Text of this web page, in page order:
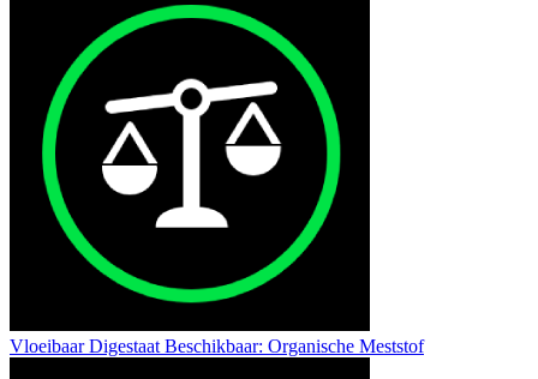
Vloeibaar Digestaat Beschikbaar: Organische Meststof